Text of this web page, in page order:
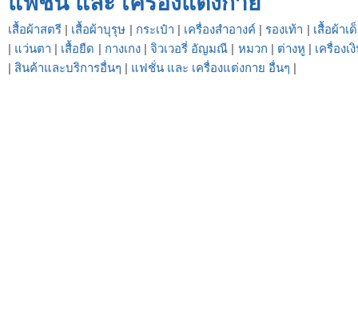
เสื้อผ้าสตรี | เสื้อผ้าบุรุษ | กระเป๋า | เครื่องสำอางค์ | รองเท้า | เสื้อผ้าเ
| แว่นตา | เสื้อยืด | กางเกง| จิวเวอรี่ อัญมณี | หมวก | ต่างหู | เครื่องเ
| สินค้าและบริการอื่นๆ | แฟชั่น และ เครื่องแต่งกาย อื่นๆ |